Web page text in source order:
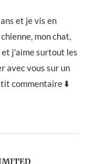
et je vis en
mon chat,
et j'aime surtout les
avec vous sur un
commentaire ⬇️